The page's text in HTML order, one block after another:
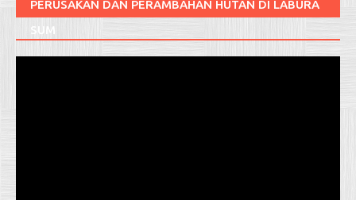
PERUSAKAN DAN PERAMBAHAN HUTAN DI LABURA
SUM